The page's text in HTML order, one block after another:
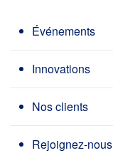
Événements
Innovations
Nos clients
Rejoignez-nous